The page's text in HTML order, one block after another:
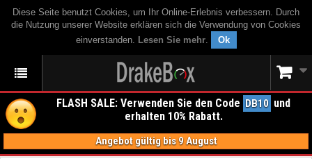
Diese Seite benutzt Cookies, um Ihr Online-Erlebnis verbessern. Durch
die Nutzung unserer Website erklären sich die Verwendung von Cookies
einverstanden. Lesen Sie mehr. Ok
FLASH SALE: Verwenden Sie den Code DB10 und
erhalten 10% Rabatt.
Angebot gültig bis 9 August